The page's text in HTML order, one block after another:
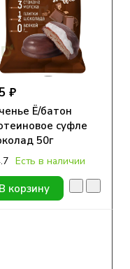
₽
Ё/батон
суфле
50г
Есть в наличии
В корзину